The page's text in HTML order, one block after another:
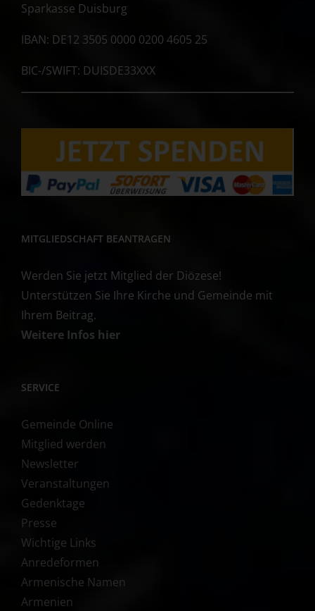
Sparkasse Duisburg
IBAN: DE12 3505 0000 0200 4605 25
BIC-/SWIFT: DUISDE33XXX
MITGLIEDSCHAFT BEANTRAGEN
Werden Sie jetzt Mitglied der Diözese!
Unterstützen Sie Ihre Kirche und Gemeinde mit
Ihrem Beitrag.
Weitere Infos hier
SERVICE
Gemeinde Online
Mitglied werden
Newsletter
Veranstaltungen
Gedenktage
Presse
Wichtige Links
Anredeformen
Armenische Namen
Armenien